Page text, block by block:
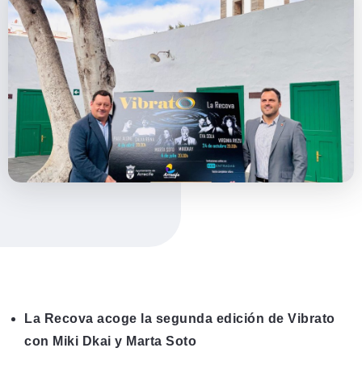
La Recova acoge la segunda edición de Vibrato
con Miki Dkai y Marta Soto